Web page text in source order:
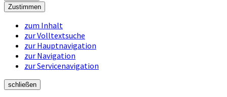
Zustimmen
zum Inhalt
zur Volltextsuche
zur Hauptnavigation
zur Navigation
zur Servicenavigation
schließen